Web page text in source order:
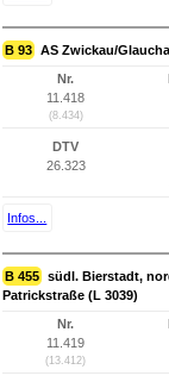
B 93 AS Zwickau/
Nr.
11.418
(8.434)
DTV
26.323
Infos...
B 455 südl. Bierstadt,
Patrickstraße (L 3039)
Nr.
11.419
(13.412)